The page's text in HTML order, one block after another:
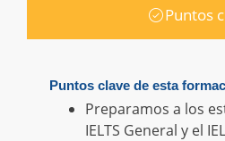
Puntos
Puntos clave de esta
Preparamos a los
IELTS General y el